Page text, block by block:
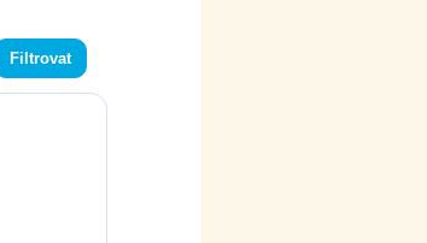
Filtrovat